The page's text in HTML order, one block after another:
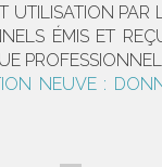
UTILISATION PAR
ÉMIS ET
PROFESSIONNEL
NEUVE :